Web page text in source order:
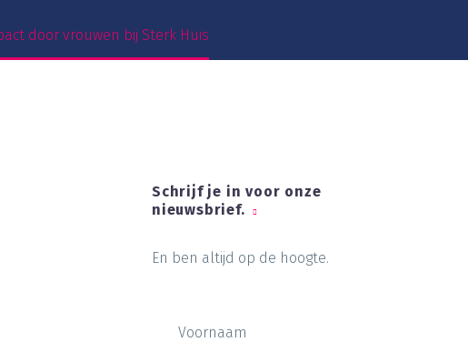
door vrouwen bij Sterk Huis
Schrijf je in voor onze
nieuwsbrief.
En ben altijd op de hoogte.
Voornaam